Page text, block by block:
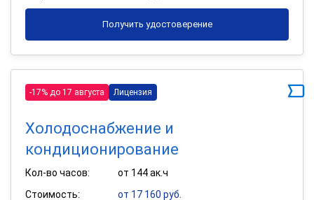
Получить удостоверение
-17% до 17 августа Лицензия
Холодоснабжение и
кондиционирование
Кол-во часов:
от 144 ак.ч
Стоимость:
от 17 160 руб.